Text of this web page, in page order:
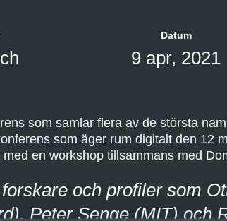
Datum
9 apr, 2021
som samlar flera av de största
som äger rum digitalt den 12
en workshop tillsammans med
och profiler som
Peter Senge (MIT) och